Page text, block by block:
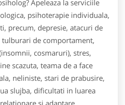
Apeleaza la serviciile
psihoterapie individuala,
precum, depresie, atacuri de
tulburari de comportament,
cosmaruri), stres,
scazuta, teama de a face
neliniste, stari de prabusire,
slujba, dificultati in luarea
si adaptare,